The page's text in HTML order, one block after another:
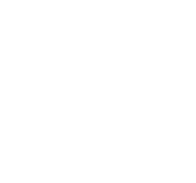
bei Wechsel der